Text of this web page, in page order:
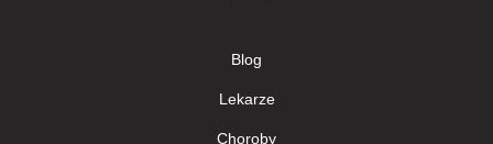
Blog
Lekarze
Сhoroby